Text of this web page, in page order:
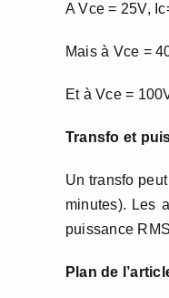
A Vce = 25V,
Mais à Vce =
Et à Vce =
Transfo et
Un transfo
minutes). Les
puissance
Plan de